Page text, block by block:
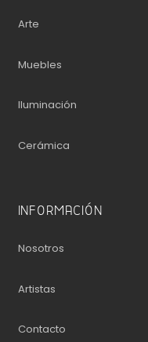
Arte
Muebles
Iluminación
Cerámica
INFORMACIÓN
Nosotros
Artistas
Contacto